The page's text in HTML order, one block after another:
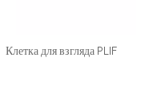
Клетка для взгляда PLIF